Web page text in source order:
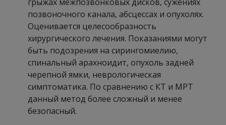
позвоночного канала, абсцессах и опухолях.
Оценивается целесообразность
хирургического лечения. Показаниями могут
быть подозрения на сирингомиелию,
спинальный арахноидит, опухоль задней
черепной ямки, неврологическая
симптоматика. По сравнению с КТ и МРТ
данный метод более сложный и менее
безопасный.